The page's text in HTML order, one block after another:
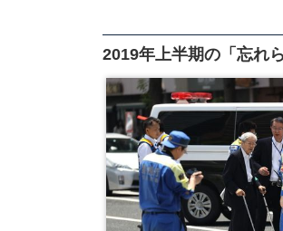
2019年上半期の「忘れ